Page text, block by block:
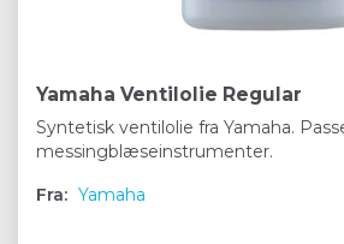
Yamaha Ventilolie Regular
Syntetisk ventilolie fra Yamaha.
messingblæseinstrumenter.
Fra: Yamaha